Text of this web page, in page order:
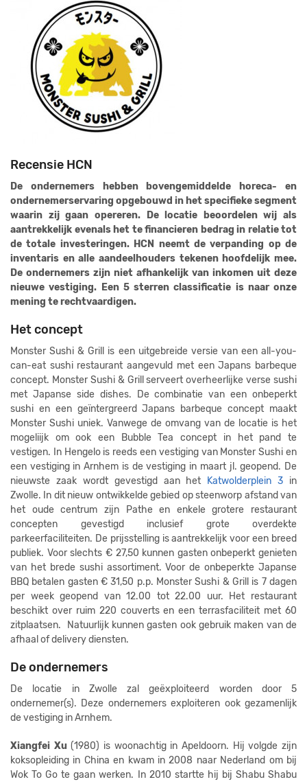
Recensie HCN
De ondernemers hebben bovengemiddelde horeca- en
ondernemerservaring opgebouwd in het specifieke segment
waarin zij gaan opereren. De locatie beoordelen wij als
aantrekkelijk evenals het te financieren bedrag in relatie tot
de totale investeringen. HCN neemt de verpanding op de
inventaris en alle aandeelhouders tekenen hoofdelijk mee.
De ondernemers zijn niet afhankelijk van inkomen uit deze
nieuwe vestiging. Een 5 sterren classificatie is naar onze
mening te rechtvaardigen.
Het concept
Monster Sushi & Grill is een uitgebreide versie van een all-you-
can-eat sushi restaurant aangevuld met een Japans barbeque
concept. Monster Sushi & Grill serveert overheerlijke verse sushi
met Japanse side dishes. De combinatie van een onbeperkt
sushi en een geïntergreerd Japans barbeque concept maakt
Monster Sushi uniek. Vanwege de omvang van de locatie is het
mogeliijk om ook een Bubble Tea concept in het pand te
vestigen. In Hengelo is reeds een vestiging van Monster Sushi en
een vestiging in Arnhem is de vestiging in maart jl. geopend. De
nieuwste zaak wordt gevestigd aan het Katwolderplein 3 in
Zwolle. In dit nieuw ontwikkelde gebied op steenworp afstand van
het oude centrum zijn Pathe en enkele grotere restaurant
concepten gevestigd inclusief grote overdekte
parkeerfaciliteiten. De prijsstelling is aantrekkelijk voor een breed
publiek. Voor slechts € 27,50 kunnen gasten onbeperkt genieten
van het brede sushi assortiment. Voor de onbeperkte Japanse
BBQ betalen gasten € 31,50 p.p. Monster Sushi & Grill is 7 dagen
per week geopend van 12.00 tot 22.00 uur. Het restaurant
beschikt over ruim 220 couverts en een terrasfaciliteit met 60
zitplaatsen. Natuurlijk kunnen gasten ook gebruik maken van de
afhaal of delivery diensten.
De ondernemers
De locatie in Zwolle zal geëxploiteerd worden door 5
ondernemer(s). Deze ondernemers exploiteren ook gezamenlijk
de vestiging in Arnhem.
Xiangfei Xu(1980) is woonachtig in Apeldoorn. Hij volgde zijn
koksopleiding in China en kwam in 2008 naar Nederland om bij
Wok To Go te gaan werken. In 2010 startte hij bij Shabu Shabu